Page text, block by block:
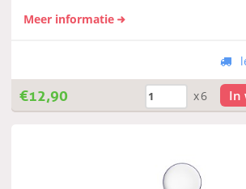
Meer informatie
€12,90 x6 In